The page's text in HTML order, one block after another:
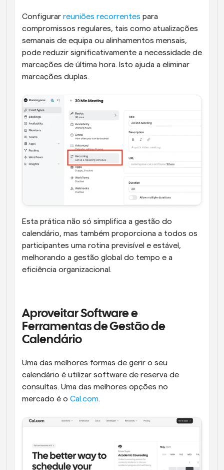
Configurar reuniões recorrentes para
compromissos regulares, tais como atualizações
semanais de equipa ou alinhamentos mensais,
pode reduzir significativamente a necessidade de
marcações de última hora. Isto ajuda a eliminar
marcações duplas.
Esta prática não só simplifica a gestão do
calendário, mas também proporciona a todos os
participantes uma rotina previsível e estável,
melhorando a gestão global do tempo e a
eficiência organizacional.
Aproveitar Software e
Ferramentas de Gestão de
Calendário
Uma das melhores formas de gerir o seu
calendário é utilizar software de reserva de
consultas. Uma das melhores opções no
mercado é o Cal.com.